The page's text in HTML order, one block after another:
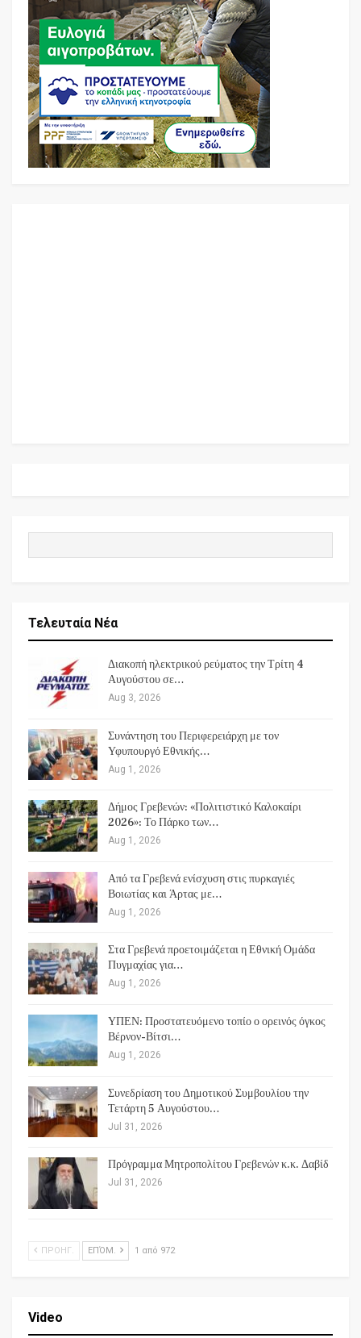
Τελευταία Νέα
Διακοπή ηλεκτρικού ρεύματος την Τρίτη 4
Αυγούστου σε…
Aug 3, 2026
Συνάντηση του Περιφερειάρχη με τον
Υφυπουργό Εθνικής…
Aug 1, 2026
Δήμος Γρεβενών: «Πολιτιστικό Καλοκαίρι
2026»: Το Πάρκο των…
Aug 1, 2026
Από τα Γρεβενά ενίσχυση στις πυρκαγιές
Βοιωτίας και Άρτας με…
Aug 1, 2026
Στα Γρεβενά προετοιμάζεται η Εθνική Ομάδα
Πυγμαχίας για…
Aug 1, 2026
ΥΠΕΝ: Προστατευόμενο τοπίο ο ορεινός όγκος
Βέρνον-Βίτσι…
Aug 1, 2026
Συνεδρίαση του Δημοτικού Συμβουλίου την
Τετάρτη 5 Αυγούστου…
Jul 31, 2026
Πρόγραμμα Μητροπολίτου Γρεβενών κ.κ. Δαβίδ
Jul 31, 2026
ΠΡΟΗΓ. ΕΠΌΜ. 1 από 972
Video